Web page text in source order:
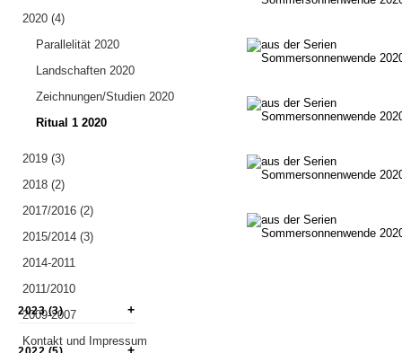
2020 (4)
Parallelität 2020
Landschaften 2020
Zeichnungen/Studien 2020
Ritual 1 2020
2019 (3)
2018 (2)
2017/2016 (2)
2015/2014 (3)
2014-2011
2011/2010
2009-2007
Kontakt und Impressum
2023 (3)
2022 (5)